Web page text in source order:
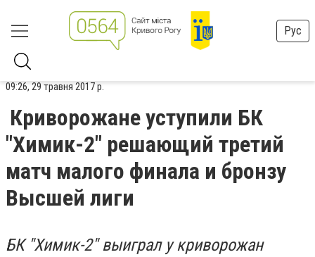
Рус
09:26, 29 травня 2017 р.
Криворожане уступили БК
"Химик-2" решающий третий
матч малого финала и бронзу
Высшей лиги
БК "Химик-2" выиграл у криворожан